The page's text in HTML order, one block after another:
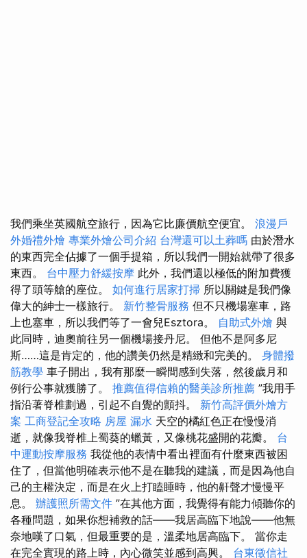
我們乘坐英國航空旅行，因為它比廉價航空便宜。 浪漫戶
外婚禮外燴 專業外燴公司介紹 台灣還可以土葬嗎 由於潛水
的東西完全佔據了一個手提箱，所以我們一開始就帶了很多
東西。 台中壓力舒緩按摩 此外，我們還以極低的附加費獲
得了頭等艙的座位。 如何進行居家打掃 所以關鍵是我們像
偉大的紳士一樣旅行。 新竹整骨服務 但不只機場塞車，路
上也塞車，所以我們等了一會兒Esztora。 自助式外燴 與
此同時，迪奧前往另一個機場接丹尼。 但他不是阿多尼
斯……這是肯定的，他的讚美仍然是精緻和完美的。 身體撥
筋教學 車子開出，我有那麼一瞬間感到失落，然後歲月和
例行公事就獲勝了。 推薦值得信賴的醫美診所推薦 ”我用手
指沿著脊椎劃過，引起不自覺的顫抖。 新竹高評價外燴方
案 工商登記全攻略 房屋 漏水 天空的橘紅色正在慢慢消
逝，就像我脊椎上蜀葵的蠟黃，又像桃花盛開的花瓣。 台
中運動按摩服務 我從他的表情中看出裡面有什麼東西被困
住了，但當他明確表示他不是在聽我的建議，而是因為他自
己的主權決定，而是在火上打瞌睡時，他的鼾聲才慢慢平
息。 辦護照所需文件 ”在其他方面，我覺得有能力傾聽你的
各種問題，如果你想補救的話——我居高臨下地說——他無
奈地嘆了口氣，但最重要的是，溫柔地居高臨下。 當你走
在完全實現的路上時，內心微笑並感到高興。 台東徵信社